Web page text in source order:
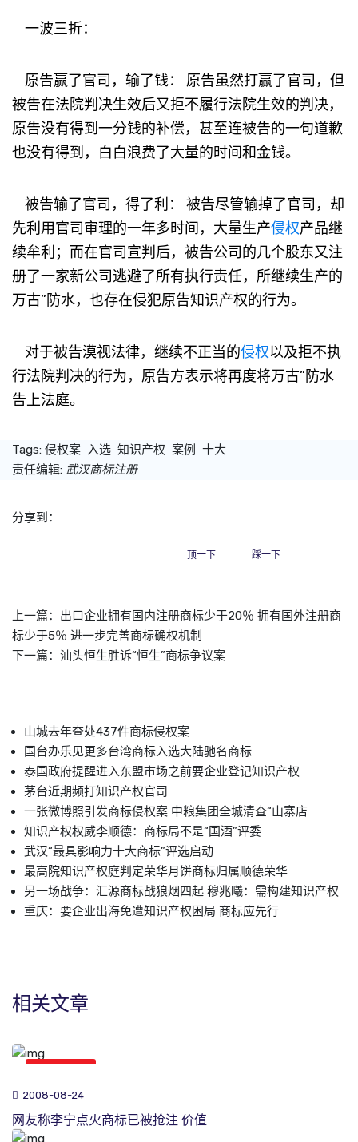
一波三折：
原告赢了官司，输了钱： 原告虽然打赢了官司，但
被告在法院判决生效后又拒不履行法院生效的判决，
原告没有得到一分钱的补偿，甚至连被告的一句道歉
也没有得到，白白浪费了大量的时间和金钱。
被告输了官司，得了利： 被告尽管输掉了官司，却
先利用官司审理的一年多时间，大量生产侵权产品继
续牟利；而在官司宣判后，被告公司的几个股东又注
册了一家新公司逃避了所有执行责任，所继续生产的
万古”防水，也存在侵犯原告知识产权的行为。
对于被告漠视法律，继续不正当的侵权以及拒不执
行法院判决的行为，原告方表示将再度将万古”防水
告上法庭。
Tags: 侵权案 入选 知识产权 案例
十大
责任编辑: 武汉商标注册
分享到：
顶一下 踩一下
上一篇： 出口企业拥有国内注册商标少于20％ 拥有国外注册商
标少于5％ 进一步完善商标确权机制
下一篇： 汕头恒生胜诉“恒生”商标争议案
山城去年查处437件商标侵权案
国台办乐见更多台湾商标入选大陆驰名商标
泰国政府提醒进入东盟市场之前要企业登记知识产权
茅台近期频打知识产权官司
一张微博照引发商标侵权案 中粮集团全城清查“山寨店
知识产权权威李顺德：商标局不是“国酒”评委
武汉“最具影响力十大商标”评选启动
最高院知识产权庭判定荣华月饼商标归属顺德荣华
另一场战争：汇源商标战狼烟四起 穆兆曦：需构建知识产权
重庆：要企业出海免遭知识产权困局 商标应先行
相关文章
2008-08-24
网友称李宁点火商标已被抢注 价值